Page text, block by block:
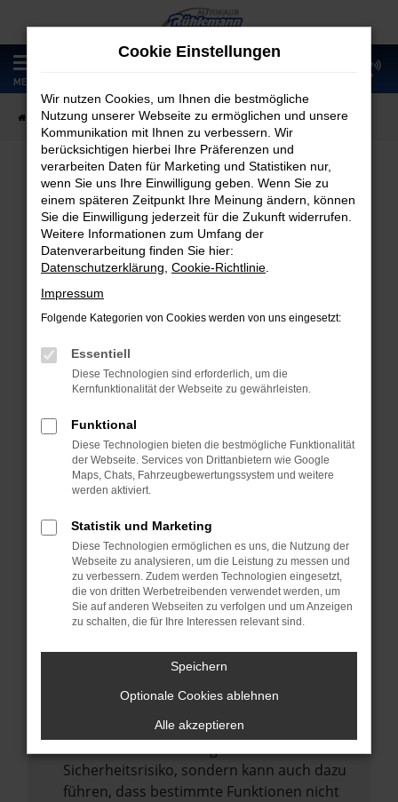
Zum
Hauptinhalt
springen
MENÜ
Startseite Fahrzeugangebote Fahrzeugmarkt
Fahrzeugmarkt
Fehler: Network Error
Beim Laden ist ein Fehler aufgetreten.
Hier sind ein paar Tipps, die dir helfen können:
Überprüfe deine Firewall und deine
Laden andere Webseiten, zum Beispiel
deine Suchmaschine?
Prüfe deine Browsererweiterungen.
Manche Erweiterungen, wie Werbeblocker,
können das Laden bestimmter Seiten
verhindern. Funktioniert die Seite in einem
anderen Browser oder in einem privaten
Fenster?
Starte dein Gerät neu.
vorübergehende Probleme zu beheben.
Betriebssystem auf dem neuesten Stand
Veraltete Software birgt nicht nur ein
Sicherheitsrisiko, sondern kann auch dazu
führen, dass bestimmte Funktionen nicht
Cookie Einstellungen
Wir nutzen Cookies, um Ihnen die bestmögliche
Nutzung unserer Webseite zu ermöglichen und unsere
Kommunikation mit Ihnen zu verbessern. Wir
berücksichtigen hierbei Ihre Präferenzen und
verarbeiten Daten für Marketing und Statistiken nur,
wenn Sie uns Ihre Einwilligung geben. Wenn Sie zu
einem späteren Zeitpunkt Ihre Meinung ändern, können
Sie die Einwilligung jederzeit für die Zukunft widerrufen.
Weitere Informationen zum Umfang der
Datenverarbeitung finden Sie hier:
Datenschutzerklärung Cookie-Richtlinie
Impressum
Folgende Kategorien von Cookies werden von uns eingesetzt:
Essentiell
Diese Technologien sind erforderlich, um die
Kernfunktionalität der Webseite zu gewährleisten.
Funktional
Diese Technologien bieten die bestmögliche Funktionalität
der Webseite. Services von Drittanbietern wie Google
Maps, Chats, Fahrzeugbewertungssystem und weitere
werden aktiviert.
Statistik und Marketing
Diese Technologien ermöglichen es uns, die Nutzung der
Webseite zu analysieren, um die Leistung zu messen und
zu verbessern. Zudem werden Technologien eingesetzt,
die von dritten Werbetreibenden verwendet werden, um
Sie auf anderen Webseiten zu verfolgen und um Anzeigen
zu schalten, die für Ihre Interessen relevant sind.
Speichern
Optionale Cookies ablehnen
Alle akzeptieren